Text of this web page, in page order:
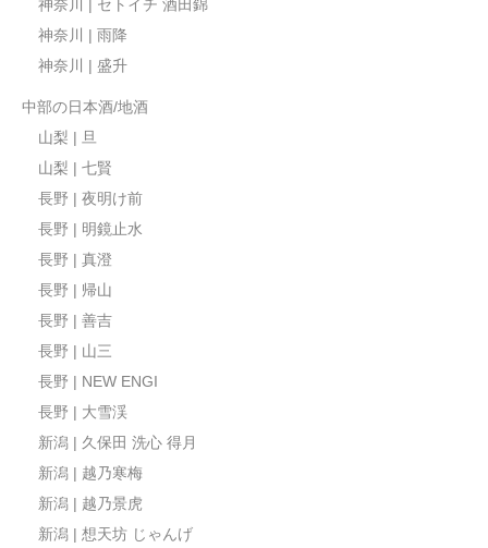
神奈川 | セトイチ 酒田錦
神奈川 | 雨降
神奈川 | 盛升
中部の日本酒/地酒
山梨 | 旦
山梨 | 七賢
長野 | 夜明け前
長野 | 明鏡止水
長野 | 真澄
長野 | 帰山
長野 | 善吉
長野 | 山三
長野 | NEW ENGI
長野 | 大雪渓
新潟 | 久保田 洗心 得月
新潟 | 越乃寒梅
新潟 | 越乃景虎
新潟 | 想天坊 じゃんげ